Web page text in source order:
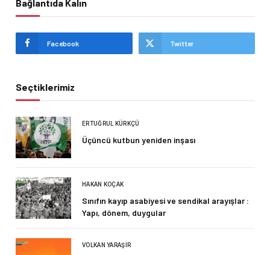
Bağlantıda Kalın
Facebook Twitter
Seçtiklerimiz
ERTUĞRUL KÜRKÇÜ
Üçüncü kutbun yeniden inşası
HAKAN KOÇAK
Sınıfın kayıp asabiyesi ve sendikal arayışlar :
Yapı, dönem, duygular
VOLKAN YARAŞIR